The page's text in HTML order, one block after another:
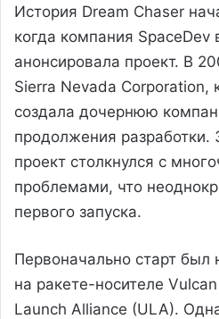
История Dream Chaser
когда компания SpaceDev
анонсировала проект. В
Sierra Nevada Corporation,
создала дочернюю
продолжения
проект столкнулся с
проблемами, что
первого запуска.
Первоначально старт был
на ракете-носителе
Launch Alliance (ULA).